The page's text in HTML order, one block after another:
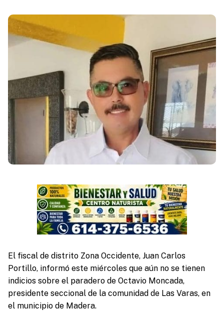
El fiscal de distrito Zona Occidente, Juan Carlos
Portillo, informó este miércoles que aún no se tienen
indicios sobre el paradero de Octavio Moncada,
presidente seccional de la comunidad de Las Varas, en
el municipio de Madera.